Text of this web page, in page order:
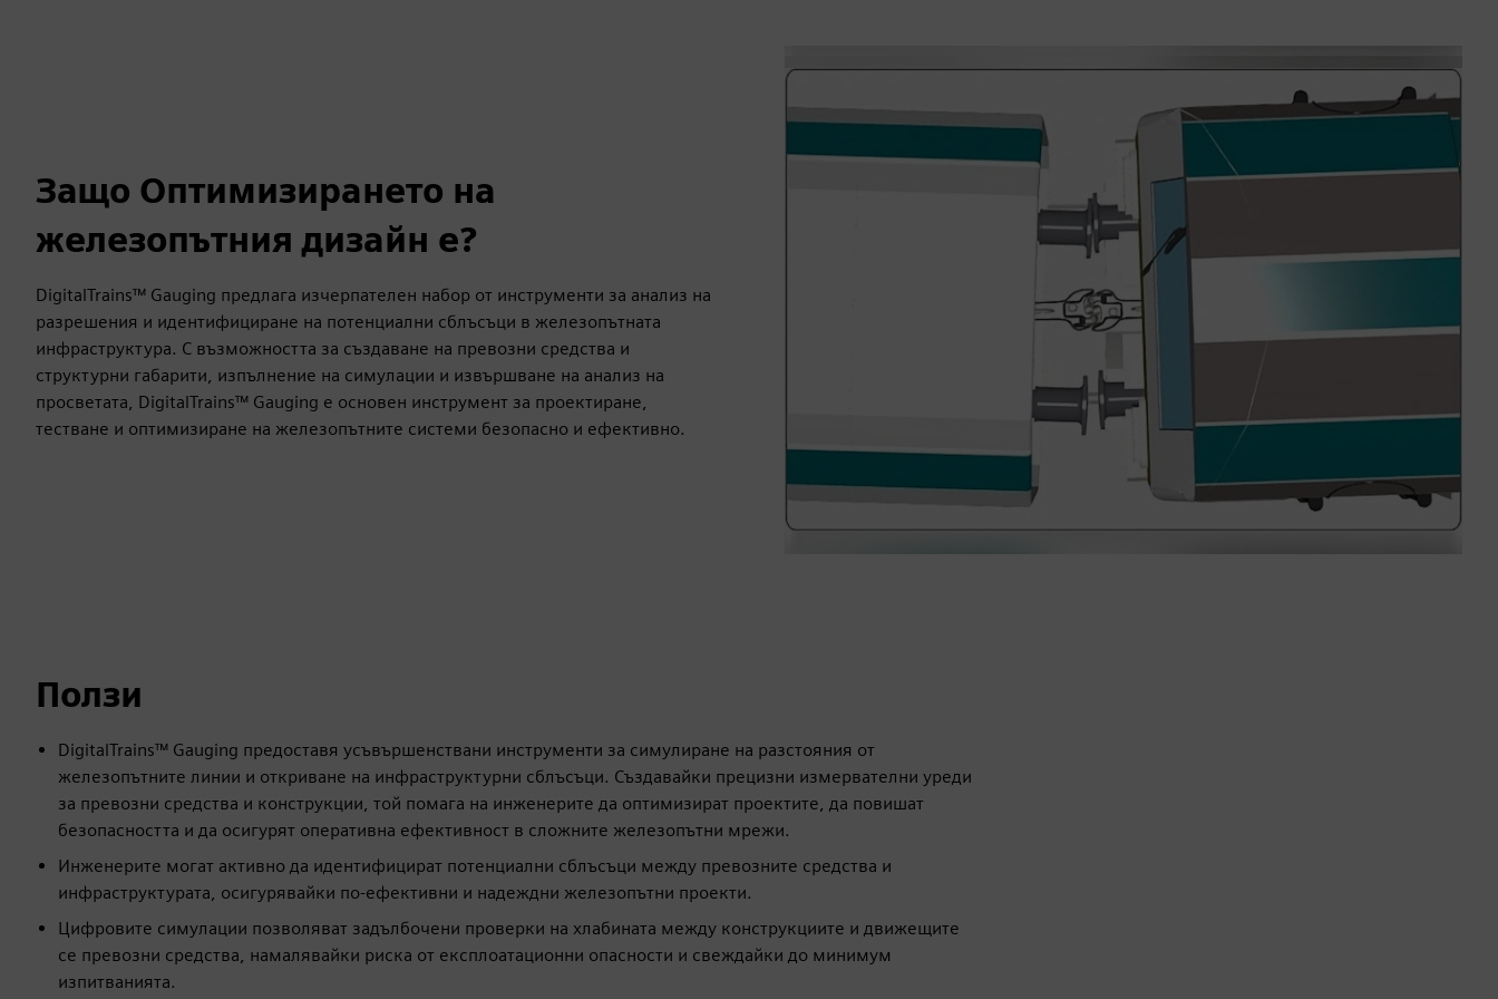
Защо Оптимизирането на
железопътния дизайн е?
DigitalTrains™ Gauging предлага изчерпателен набор от инструменти за анализ на
разрешения и идентифициране на потенциални сблъсъци в железопътната
инфраструктура. С възможността за създаване на превозни средства и
структурни габарити, изпълнение на симулации и извършване на анализ на
просветата, DigitalTrains™ Gauging е основен инструмент за проектиране,
тестване и оптимизиране на железопътните системи безопасно и ефективно.
Ползи
DigitalTrains™ Gauging предоставя усъвършенствани инструменти за симулиране на разстояния от
железопътните линии и откриване на инфраструктурни сблъсъци. Създавайки прецизни измервателни уреди
за превозни средства и конструкции, той помага на инженерите да оптимизират проектите, да повишат
безопасността и да осигурят оперативна ефективност в сложните железопътни мрежи.
Инженерите могат активно да идентифицират потенциални сблъсъци между превозните средства и
инфраструктурата, осигурявайки по-ефективни и надеждни железопътни проекти.
Цифровите симулации позволяват задълбочени проверки на хлабината между конструкциите и движещите
се превозни средства, намалявайки риска от експлоатационни опасности и свеждайки до минимум
изпитванията.